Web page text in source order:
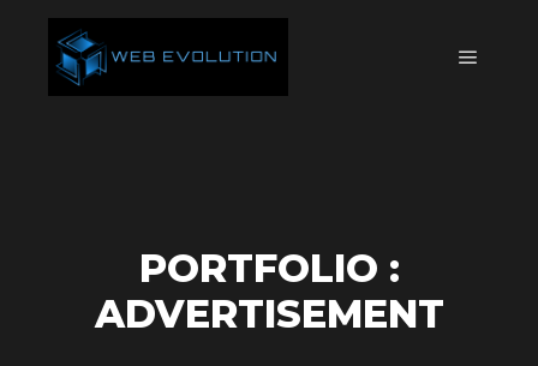
PORTFOLIO :
ADVERTISEMENT